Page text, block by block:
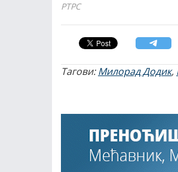
РТРС
Тагови:Милорад Додик,